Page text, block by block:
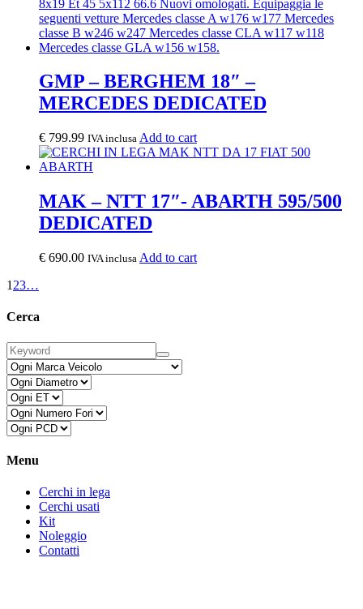
GMP – BERGHEM 18″ –
MERCEDES DEDICATED
€ 799.99 IVA inclusa Add to cart
MAK – NTT 17″- ABARTH 595/500
DEDICATED
€ 690.00 IVA inclusa Add to cart
1 23…
Cerca
Menu
Cerchi in lega
Cerchi usati
Kit
Noleggio
Contatti